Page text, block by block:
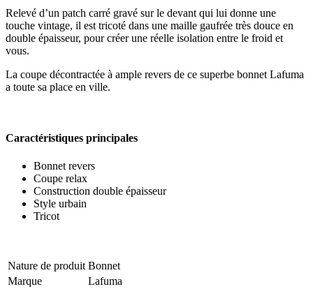
Relevé d’un patch carré gravé sur le devant qui lui donne une
touche vintage, il est tricoté dans une maille gaufrée très douce en
double épaisseur, pour créer une réelle isolation entre le froid et
vous.
La coupe décontractée à ample revers de ce superbe bonnet Lafuma
a toute sa place en ville.
Caractéristiques principales
Bonnet revers
Coupe relax
Construction double épaisseur
Style urbain
Tricot
Nature de produit Bonnet
Marque
Lafuma